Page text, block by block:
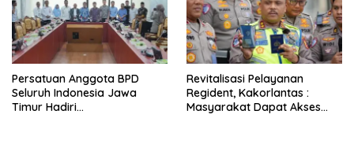
Persatuan Anggota BPD
Seluruh Indonesia Jawa
Timur Hadiri
Revitalisasi Pelayanan
Regident, Kakorlantas :
Masyarakat Dapat Akses